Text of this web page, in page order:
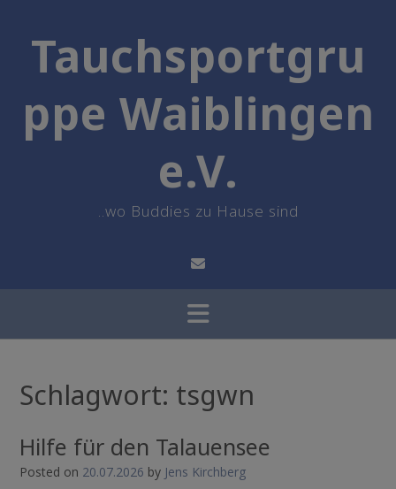
contentTauchsportgru
ppe Waiblingen
e.V.
..wo Buddies zu Hause sind
Schlagwort: tsgwn
Hilfe für den Talauensee
Posted on 20.07.2026 by Jens Kirchberg